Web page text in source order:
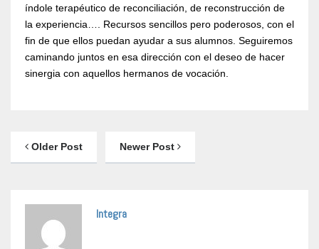
índole terapéutico de reconciliación, de reconstrucción de
la experiencia…. Recursos sencillos pero poderosos, con el
fin de que ellos puedan ayudar a sus alumnos. Seguiremos
caminando juntos en esa dirección con el deseo de hacer
sinergia con aquellos hermanos de vocación.
Older Post Newer Post
Integra